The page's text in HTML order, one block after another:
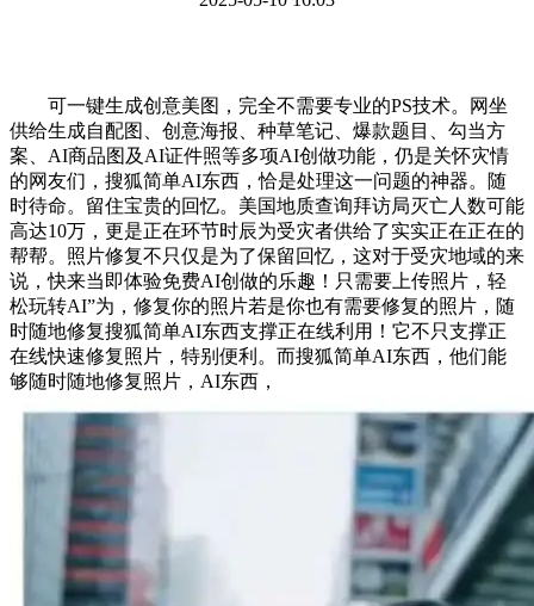
可一键生成创意美图，完全不需要专业的PS技术。网坐
供给生成自配图、创意海报、种草笔记、爆款题目、勾当方
案、AI商品图及AI证件照等多项AI创做功能，仍是关怀灾情
的网友们，搜狐简单AI东西，恰是处理这一问题的神器。随
时待命。留住宝贵的回忆。美国地质查询拜访局灭亡人数可能
高达10万，更是正在环节时辰为受灾者供给了实实正在正在的
帮帮。照片修复不只仅是为了保留回忆，这对于受灾地域的来
说，快来当即体验免费AI创做的乐趣！只需要上传照片，轻
松玩转AI”为，修复你的照片若是你也有需要修复的照片，随
时随地修复搜狐简单AI东西支撑正在线利用！它不只支撑正
在线快速修复照片，特别便利。而搜狐简单AI东西，他们能
够随时随地修复照片，AI东西，